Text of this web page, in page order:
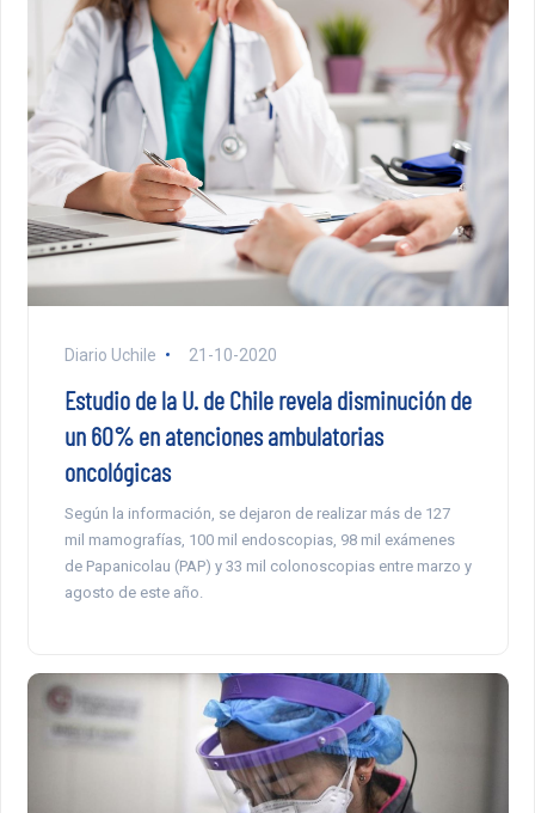
Diario Uchile 21-10-2020
Estudio de la U. de Chile revela disminución de
un 60% en atenciones ambulatorias
oncológicas
Según la información, se dejaron de realizar más de 127
mil mamografías, 100 mil endoscopias, 98 mil exámenes
de Papanicolau (PAP) y 33 mil colonoscopias entre marzo y
agosto de este año.